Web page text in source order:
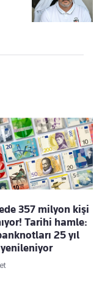
357 milyon kişi
Tarihi hamle:
25 yıl